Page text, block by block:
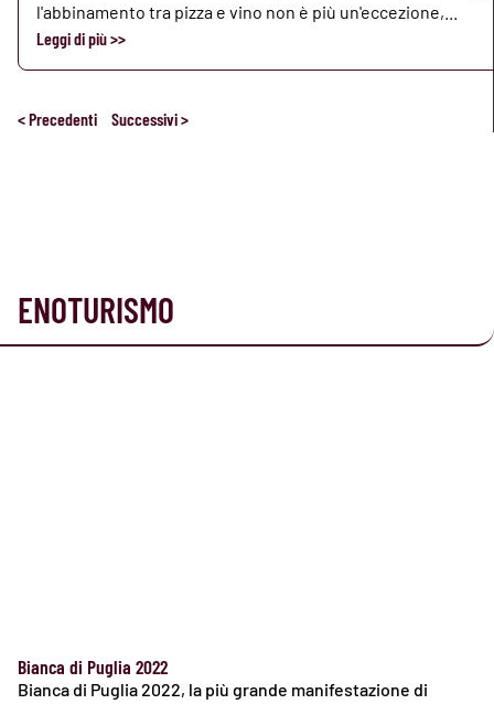
l'abbinamento tra pizza e vino non è più un'eccezione,...
Leggi di più >>
< Precedenti Successivi >
ENOTURISMO
Bianca di Puglia 2022
Bianca di Puglia 2022, la più grande manifestazione di